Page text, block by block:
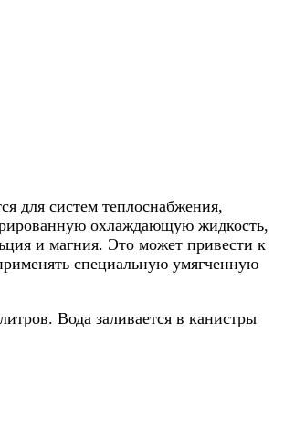
для систем теплоснабжения,
охлаждающую жидкость,
и магния. Это может привести к
специальную умягченную
Вода заливается в канистры